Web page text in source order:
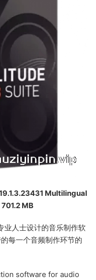
Multilingual
MB
人士设计的音乐制作软
每一个音频制作环节的
software for audio